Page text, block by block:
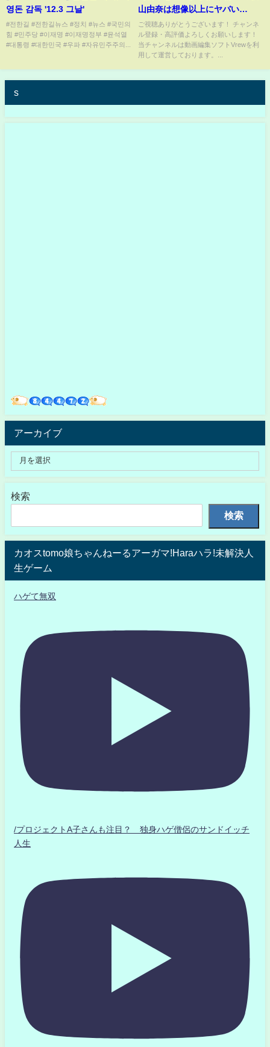
영돈 감독 '12.3 그날'
#전한길 #전한길뉴스 #정치 #뉴스 #국민의
힘 #민주당 #이재명 #이재명정부 #윤석열
#대통령 #대한민국 #우파 #자유민주주의...
山由奈は想像以上にヤバい
奴！？ 【AKB48】
ご視聴ありがとうございます！ チャンネ
ル登録・高評価よろしくお願いします！
当チャンネルは動画編集ソフトVrewを利
用して運営しております。...
s
アーカイブ
検索
検索
カオスtomo娘ちゃんねーるアーガマ!Haraハラ!未解決人
生ゲーム
ハゲて無双
/プロジェクトA子さんも注目？ 独身ハゲ僧侶のサンドイッチ
人生